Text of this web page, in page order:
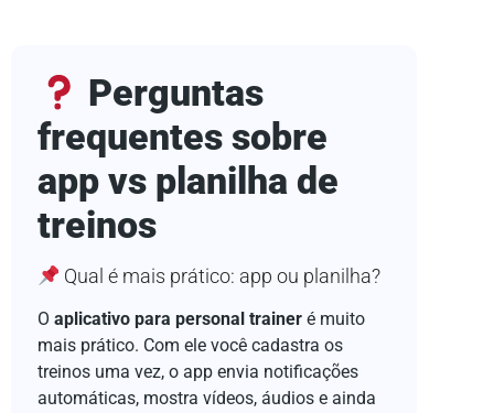
Perguntas
frequentes sobre
app vs planilha de
treinos
Qual é mais prático: app ou planilha?
O aplicativo para personal trainer é muito
mais prático. Com ele você cadastra os
treinos uma vez, o app envia notificações
automáticas, mostra vídeos, áudios e ainda